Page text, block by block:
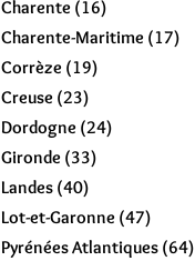
Charente (16)
Charente-Maritime (17)
Corrèze (19)
Creuse (23)
Dordogne (24)
Gironde (33)
Landes (40)
Lot-et-Garonne (47)
Pyrénées Atlantiques (64)